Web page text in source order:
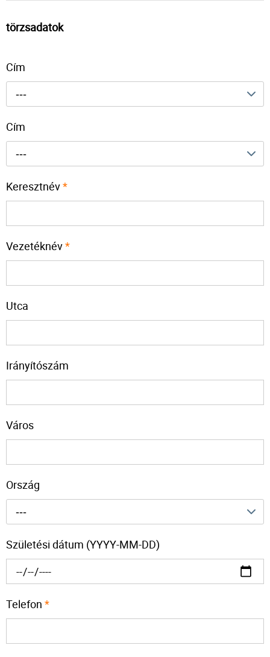
törzsadatok
Cím
---
Cím
---
Keresztnév*
Vezetéknév*
Utca
Irányítószám
Város
Ország
---
Születési dátum (YYYY-MM-DD)
Telefon *